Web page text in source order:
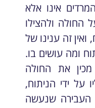
אינו אלא
החולה ולהצילו
זה ענינו של
ומה עושים בו.
את החולה
על ידי הניתוח,
העבירה שנעשה